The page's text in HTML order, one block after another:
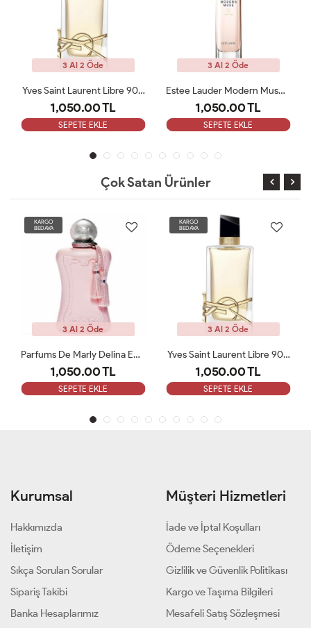
3 Al 2 Öde
Yves Saint Laurent Libre 90 ML Bayan Tester Parfüm
1,050.00 TL
SEPETE EKLE
3 Al 2 Öde
Estee Lauder Modern Muse Edp 100 Ml Kadın Tester
1,050.00 TL
SEPETE EKLE
Çok Satan Ürünler
KARGO
BEDAVA
3 Al 2 Öde
Parfums De Marly Delina EDP 75 Ml Kadın Tester Parfüm
1,050.00 TL
SEPETE EKLE
KARGO
BEDAVA
3 Al 2 Öde
Yves Saint Laurent Libre 90 ML Bayan Tester Parfüm
1,050.00 TL
SEPETE EKLE
Kurumsal
Hakkımızda
İletişim
Sıkça Sorulan Sorular
Sipariş Takibi
Banka Hesaplarımız
Müşteri Hizmetleri
İade ve İptal Koşulları
Ödeme Seçenekleri
Gizlilik ve Güvenlik Politikası
Kargo ve Taşıma Bilgileri
Mesafeli Satış Sözleşmesi